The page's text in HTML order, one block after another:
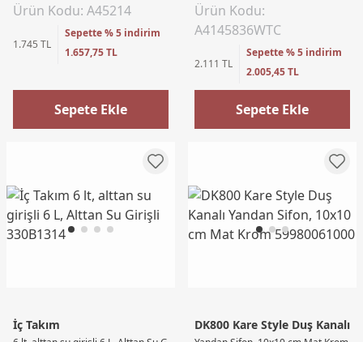
Ürün Kodu: A45214
1.745 TL
Sepette % 5 indirim
1.657,75 TL
Sepete Ekle
Ürün Kodu:
A4145836WTC
2.111 TL
Sepette % 5 indirim
2.005,45 TL
Sepete Ekle
İç Takım DK800 Kare Style Duş Kanalı